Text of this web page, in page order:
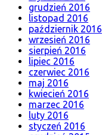
grudzień 2016
listopad 2016
październik 2016
wrzesień 2016
sierpień 2016
lipiec 2016
czerwiec 2016
maj 2016
kwiecień 2016
marzec 2016
luty 2016
styczeń 2016